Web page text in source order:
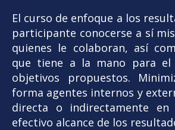
El curso de enfoque a los
participante conocerse a sí
quienes le colaboran, así
que tiene a la mano para el
objetivos propuestos.
forma agentes internos y
directa o indirectamente
efectivo alcance de los